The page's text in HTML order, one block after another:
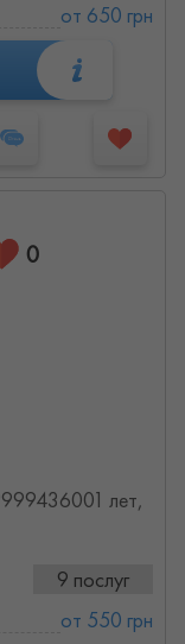
от 650 грн
0
лет,
9 послуг
от 550 грн